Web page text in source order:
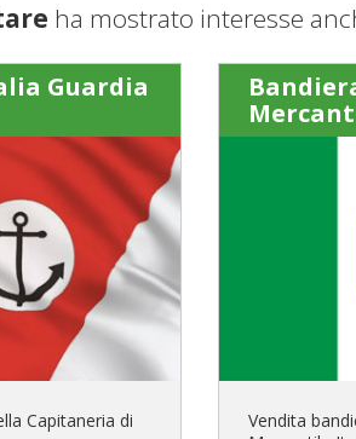
ha mostrato interesse
Guardia
Capitaneria di
Vendita